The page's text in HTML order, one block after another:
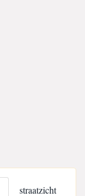
straatzicht